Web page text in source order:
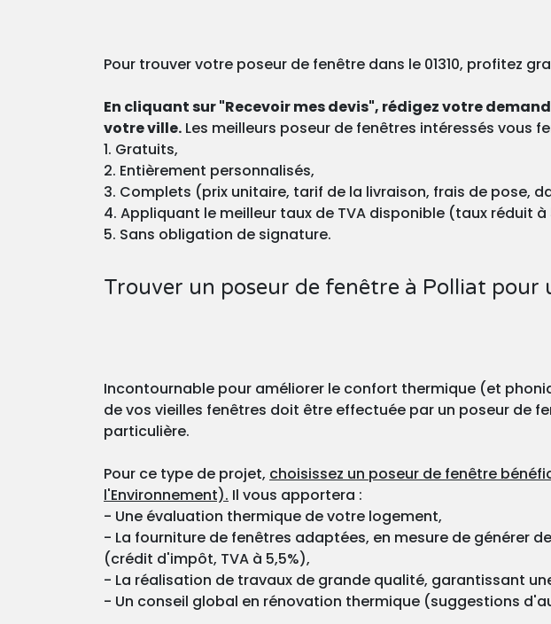
Pour trouver votre poseur de fenêtre dans le 01310, profitez
En cliquant sur "Recevoir mes devis", rédigez votre
votre ville. Les meilleurs poseur de fenêtres intéressés vous
1. Gratuits,
2. Entièrement personnalisés,
3. Complets (prix unitaire, tarif de la livraison, frais de pose,
4. Appliquant le meilleur taux de TVA disponible (taux réduit
5. Sans obligation de signature.
Trouver un poseur de fenêtre à Polliat
Incontournable pour améliorer le confort thermique (et
de vos vieilles fenêtres doit être effectuée par un poseur de
particulière.
Pour ce type de projet, choisissez un poseur de fenêtre
l'Environnement). Il vous apportera :
- Une évaluation thermique de votre logement,
- La fourniture de fenêtres adaptées, en mesure de générer
(crédit d'impôt, TVA à 5,5%),
- La réalisation de travaux de grande qualité, garantissant
- Un conseil global en rénovation thermique (suggestions